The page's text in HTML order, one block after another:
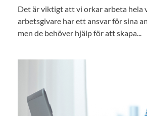
Det är viktigt att vi orkar arbeta hela
arbetsgivare har ett ansvar för sina
men de behöver hjälp för att skapa...